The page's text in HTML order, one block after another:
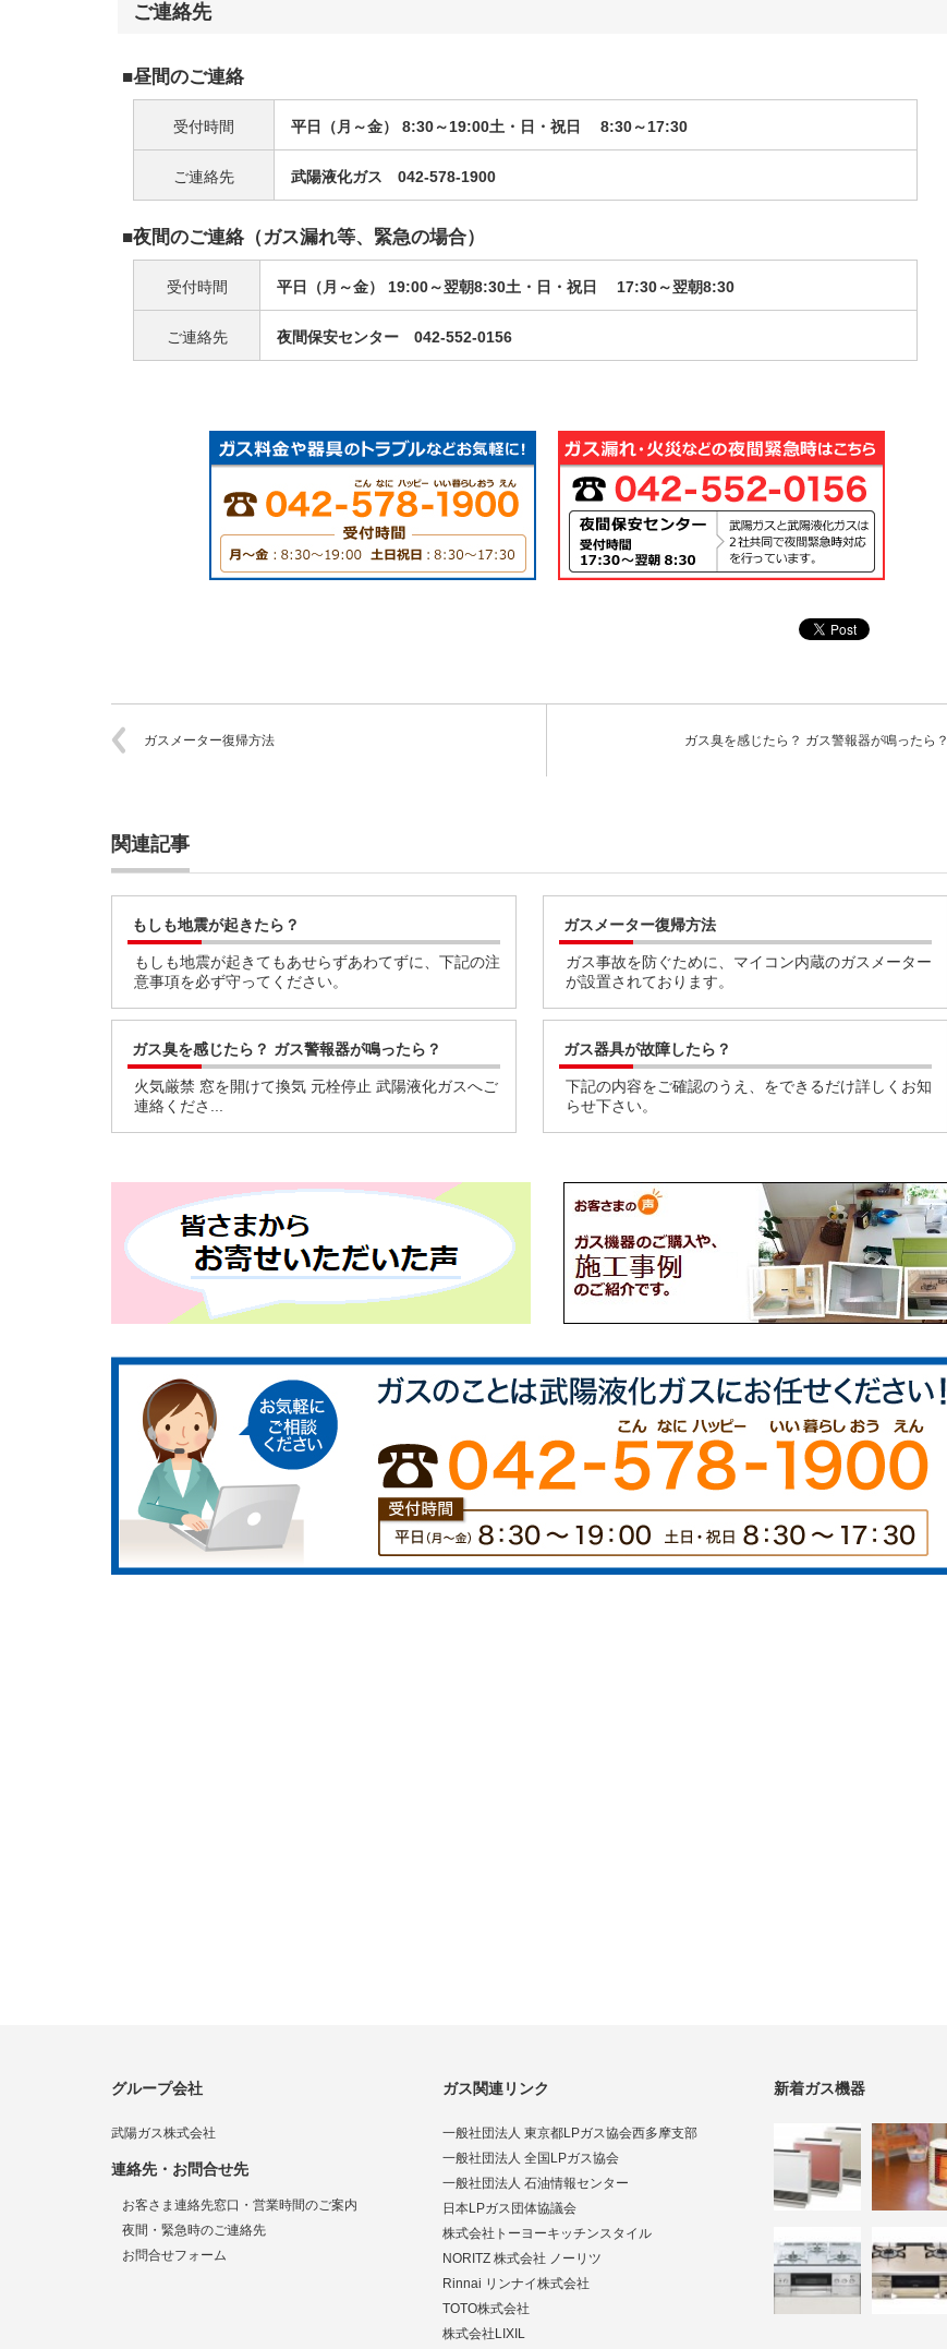
ご連絡先
■昼間のご連絡
受付時間 平日（月～金） 8:30～19:00土・日・祝日 8:30～17:30
ご連絡先 武陽液化ガス 042-578-1900
■夜間のご連絡（ガス漏れ等、緊急の場合）
受付時間 平日（月～金） 19:00～翌朝8:30土・日・祝日 17:30～翌朝8:30
ご連絡先 夜間保安センター 042-552-0156
ガスメーター復帰方法 ガス臭を感じたら？ ガス警報器が鳴ったら？
関連記事
もしも地震が起きたら？
もしも地震が起きてもあせらずあわてずに、下記の注
意事項を必ず守ってください。
ガスメーター復帰方法
ガス事故を防ぐために、マイコン内蔵のガスメーター
が設置されております。
ガス臭を感じたら？ ガス警報器が鳴ったら？
火気厳禁 窓を開けて換気 元栓停止 武陽液化ガスへご
連絡くださ...
ガス器具が故障したら？
下記の内容をご確認のうえ、をできるだけ詳しくお知
らせ下さい。
グループ会社
武陽ガス株式会社
連絡先・お問合せ先
お客さま連絡先窓口・営業時間のご案内
夜間・緊急時のご連絡先
お問合せフォーム
ガス関連リンク
一般社団法人 東京都LPガス協会西多摩支部
一般社団法人 全国LPガス協会
一般社団法人 石油情報センター
日本LPガス団体協議会
株式会社トーヨーキッチンスタイル
NORITZ 株式会社 ノーリツ
Rinnai リンナイ株式会社
TOTO株式会社
株式会社LIXIL
新着ガス機器